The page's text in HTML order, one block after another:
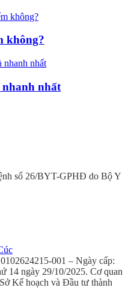
không?
nhanh nhất
số 26/BYT-GPHĐ do Bộ Y
001 – Ngày cấp:
14 ngày 29/10/2025. Cơ quan
Kế hoạch và Đầu tư thành